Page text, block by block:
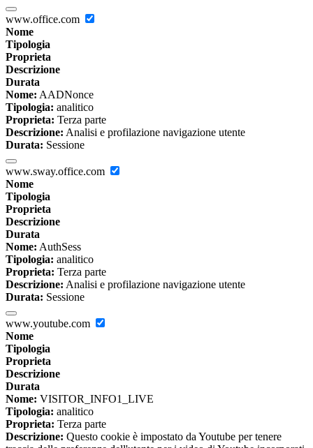
www.office.com
Nome
Tipologia
Proprieta
Descrizione
Durata
Nome: AADNonce
Tipologia: analitico
Proprieta: Terza parte
Descrizione: Analisi e profilazione navigazione utente
Durata: Sessione
www.sway.office.com
Nome
Tipologia
Proprieta
Descrizione
Durata
Nome: AuthSess
Tipologia: analitico
Proprieta: Terza parte
Descrizione: Analisi e profilazione navigazione utente
Durata: Sessione
www.youtube.com
Nome
Tipologia
Proprieta
Descrizione
Durata
Nome: VISITOR_INFO1_LIVE
Tipologia: analitico
Proprieta: Terza parte
Descrizione: Questo cookie è impostato da Youtube per tenere